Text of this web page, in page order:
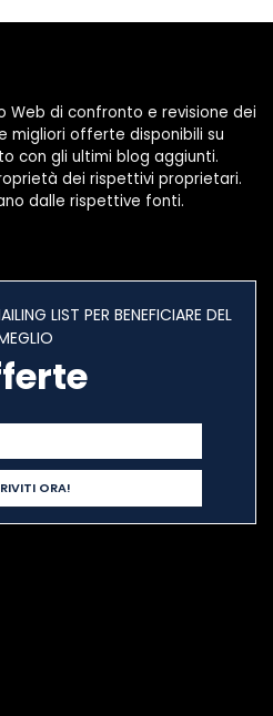
Web di confronto e revisione dei
migliori offerte disponibili su
con gli ultimi blog aggiunti.
dei rispettivi proprietari.
dalle rispettive fonti.
LIST PER BENEFICIARE DEL